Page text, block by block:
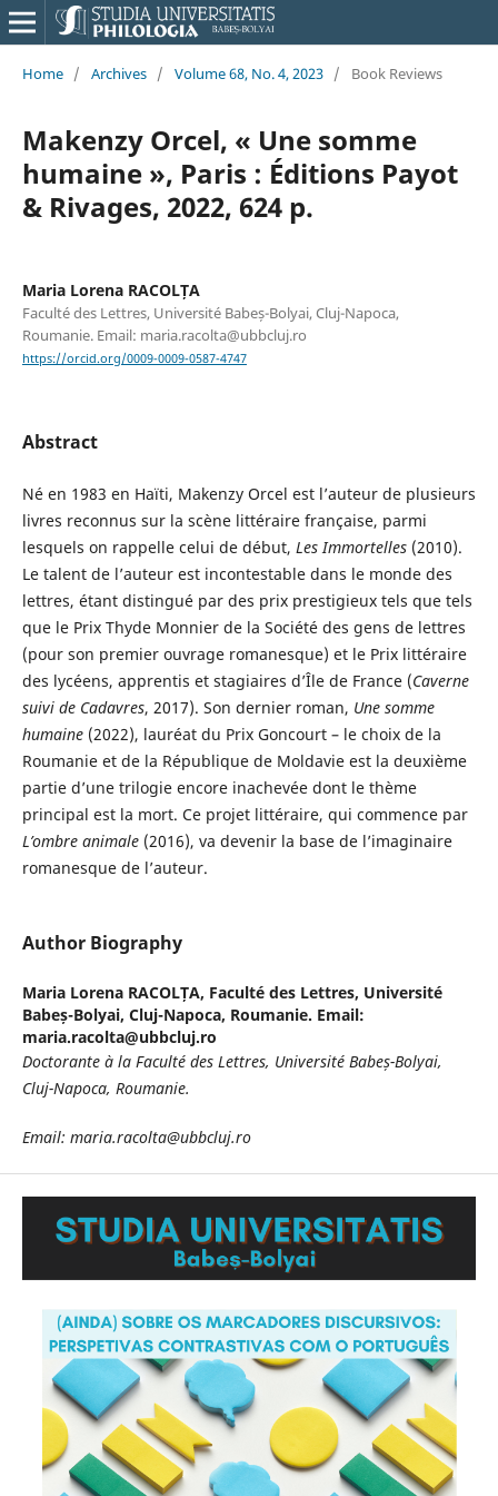
Home / Archives / Volume 68, No. 4, 2023 / Book Reviews
Makenzy Orcel, « Une somme
humaine », Paris : Éditions Payot
& Rivages, 2022, 624 p.
Maria Lorena RACOLȚA
Faculté des Lettres, Université Babeș-Bolyai, Cluj-Napoca,
Roumanie. Email: maria.racolta@ubbcluj.ro
https://orcid.org/0009-0009-0587-4747
Abstract
Né en 1983 en Haïti, Makenzy Orcel est l’auteur de plusieurs
livres reconnus sur la scène littéraire française, parmi
lesquels on rappelle celui de début, Les Immortelles(2010).
Le talent de l’auteur est incontestable dans le monde des
lettres, étant distingué par des prix prestigieux tels que tels
que le Prix Thyde Monnier de la Société des gens de lettres
(pour son premier ouvrage romanesque) et le Prix littéraire
des lycéens, apprentis et stagiaires d’Île de France (Caverne
suivi de Cadavres, 2017). Son dernier roman, Une somme
humaine(2022), lauréat du Prix Goncourt – le choix de la
Roumanie et de la République de Moldavie est la deuxième
partie d’une trilogie encore inachevée dont le thème
principal est la mort. Ce projet littéraire, qui commence par
L’ombre animale (2016), va devenir la base de l’imaginaire
romanesque de l’auteur.
Author Biography
Maria Lorena RACOLȚA, Faculté des Lettres, Université
Babeș-Bolyai, Cluj-Napoca, Roumanie. Email:
maria.racolta@ubbcluj.ro
Doctorante à la Faculté des Lettres, Université Babeș-Bolyai,
Cluj-Napoca, Roumanie.
Email: maria.racolta@ubbcluj.ro